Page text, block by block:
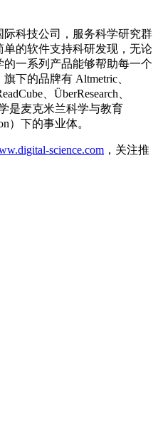
际科技公司，服务科学研究群
的软件支持科研发现，无论
一系列产品能够帮助每一个
下的品牌有 Altmetric、
、ÜberResearch、
是麦克米兰科学与教育
）下的事业体。
science.com ，关注推